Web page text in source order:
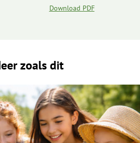
Download PDF
zoals dit